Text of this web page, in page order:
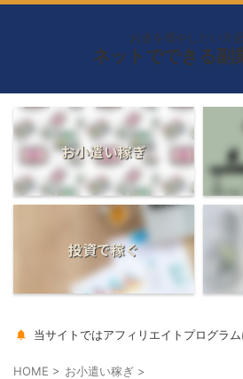
お金を増やしたい方
ネットでできる副
お小遣い稼ぎ
投資で稼ぐ
当サイトではアフィリエイトプログラム
HOME > お小遣い稼ぎ >